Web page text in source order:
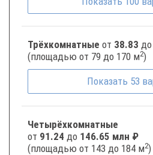
Трёхкомнатные от 38.83 до
(площадью от 79 до 170 м2)
Показать 53
Четырёхкомнатные
от 91.24 до 146.65 млн ₽
(площадью от 143 до 184 м2)